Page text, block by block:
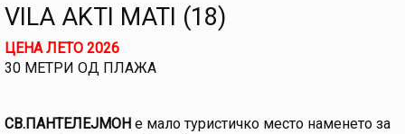
VILA AKTI MATI (18)
ЦЕНА ЛЕТО 2026
30 МЕТРИ ОД ПЛАЖА
СВ.ПАНТЕЛЕЈМОН е мало туристичко место наменето за